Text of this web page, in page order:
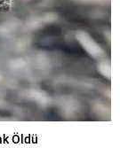
Öldü